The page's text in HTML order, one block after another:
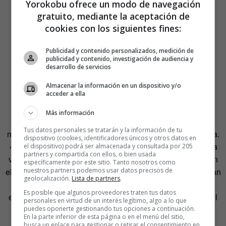
En él investiga el espacio doméstico de esta base naval
mantenida por los Estados Unidos en esta ciudad de Cuba.
«Intenté trazar un paralelo entre las casas donde volvían a
vivir los expresos una vez que eran puestos en libertad, en
el Reino Unido o en Oriente Medio; los lugares donde vivían
los empleados de la base naval de Guantánamo y los
espacios donde viven los presos en este centro», aclara el
fotógrafo.
Yorokobu ofrece un modo de navegación
gratuito, mediante la aceptación de
cookies con los siguientes fines:
Publicidad y contenido personalizados, medición de
publicidad y contenido, investigación de audiencia y
desarrollo de servicios
Almacenar la información en un dispositivo y/o
acceder a ella
Más información
Tus datos personales se tratarán y la información de tu
dispositivo (cookies, identificadores únicos y otros datos en
el dispositivo) podrá ser almacenada y consultada por 205
partners y compartida con ellos, o bien usada
específicamente por este sitio. Tanto nosotros como
nuestros partners podemos usar datos precisos de
geolocalización. Lista de partners.
Es posible que algunos proveedores traten tus datos
personales en virtud de un interés legítimo, algo a lo que
puedes oponerte gestionando tus opciones a continuación.
En la parte inferior de esta página o en el menú del sitio,